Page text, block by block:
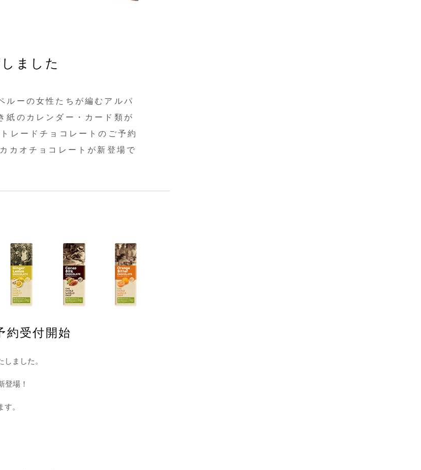
ました
ルーの女性たちが編むアルパ
紙のカレンダー・カード類が
レードチョコレートのご予約
カオチョコレートが新登場で
約受付開始
ました。
登場！
。